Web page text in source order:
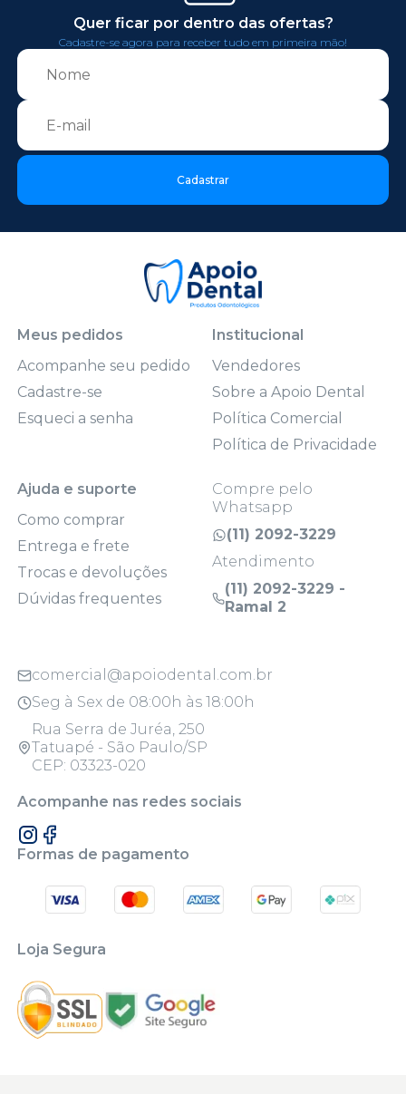
Quer ficar por dentro das ofertas?
Cadastre-se agora para receber tudo em primeira mão!
Cadastrar
Meus pedidos
Acompanhe seu pedido
Cadastre-se
Esqueci a senha
Institucional
Vendedores
Sobre a Apoio Dental
Política Comercial
Política de Privacidade
Ajuda e suporte
Como comprar
Entrega e frete
Trocas e devoluções
Dúvidas frequentes
Compre pelo
Whatsapp
(11) 2092-3229
Atendimento
(11) 2092-3229 -
Ramal 2
comercial@apoiodental.com.br
Seg à Sex de 08:00h às 18:00h
Rua Serra de Juréa, 250
Tatuapé - São Paulo/SP
CEP: 03323-020
Acompanhe nas redes sociais
Formas de pagamento
Loja Segura